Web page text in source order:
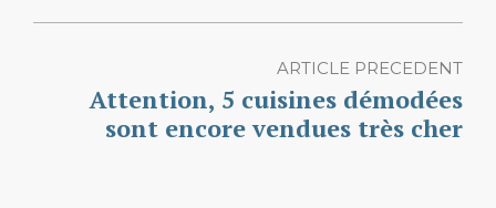
ARTICLE PRECEDENT
Attention, 5 cuisines démodées
sont encore vendues très cher